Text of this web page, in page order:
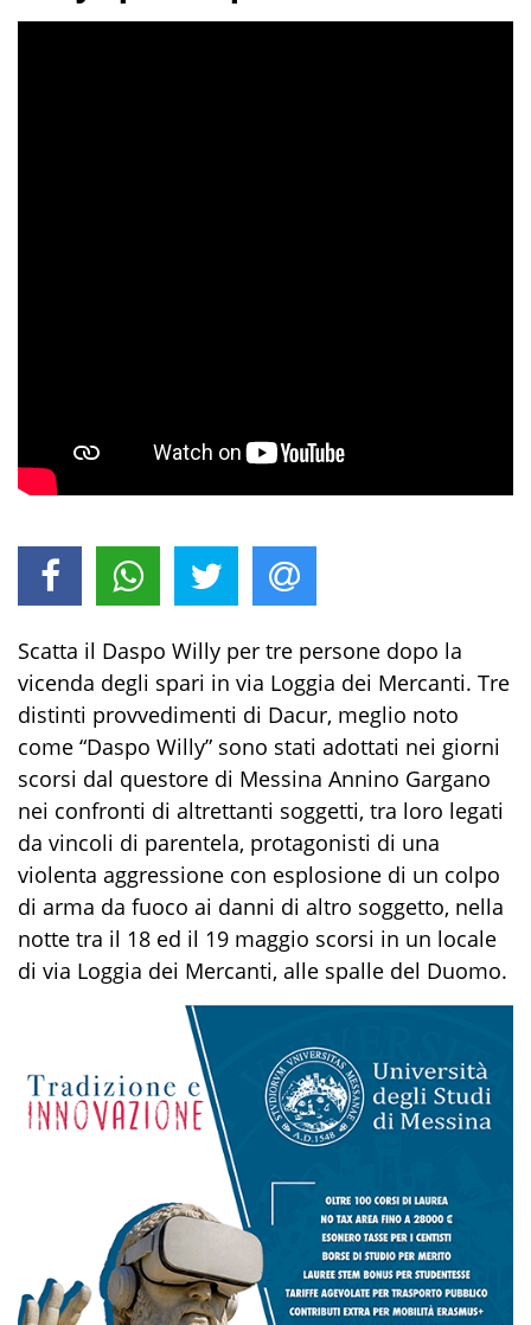
Scatta il Daspo Willy per tre persone dopo la
vicenda degli spari in via Loggia dei Mercanti. Tre
distinti provvedimenti di Dacur, meglio noto
come “Daspo Willy” sono stati adottati nei giorni
scorsi dal questore di Messina Annino Gargano
nei confronti di altrettanti soggetti, tra loro legati
da vincoli di parentela, protagonisti di una
violenta aggressione con esplosione di un colpo
di arma da fuoco ai danni di altro soggetto, nella
notte tra il 18 ed il 19 maggio scorsi in un locale
di via Loggia dei Mercanti, alle spalle del Duomo.